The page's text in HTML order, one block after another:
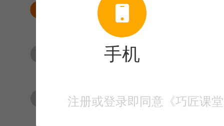
综合运用01
综合运用02
综合运用03
手机
注册或登录即同意《巧匠课